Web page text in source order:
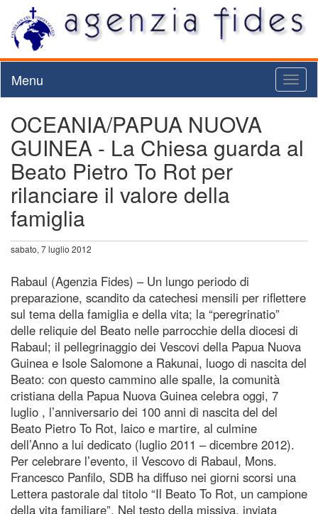
Menu
OCEANIA/PAPUA NUOVA
GUINEA - La Chiesa guarda al
Beato Pietro To Rot per
rilanciare il valore della
famiglia
sabato, 7 luglio 2012
Rabaul (Agenzia Fides) – Un lungo periodo di
preparazione, scandito da catechesi mensili per riflettere
sul tema della famiglia e della vita; la “peregrinatio”
delle reliquie del Beato nelle parrocchie della diocesi di
Rabaul; il pellegrinaggio dei Vescovi della Papua Nuova
Guinea e Isole Salomone a Rakunai, luogo di nascita del
Beato: con questo cammino alle spalle, la comunità
cristiana della Papua Nuova Guinea celebra oggi, 7
luglio , l’anniversario dei 100 anni di nascita del del
Beato Pietro To Rot, laico e martire, al culmine
dell’Anno a lui dedicato (luglio 2011 – dicembre 2012).
Per celebrare l’evento, il Vescovo di Rabaul, Mons.
Francesco Panfilo, SDB ha diffuso nei giorni scorsi una
Lettera pastorale dal titolo “Il Beato To Rot, un campione
della vita familiare”. Nel testo della missiva, inviata